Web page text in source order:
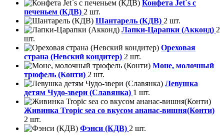
Конфета Jet`s с
печеньем (КДВ) 2 шт.
Шантарель (КДВ) 2 шт.
Лапки-Царапки (Акконд) 2
шт.
Ореховая
страна (Невский кондитер) 2 шт.
Моне, молочный
трюфель (Конти) 2 шт.
Левушка
детям Чудо-звери (Славянка) 1 шт.
Живинка Tropic sea со вкусом ананас-вишня(Конти)
2 шт.
Фэнси (КДВ) 2 шт.